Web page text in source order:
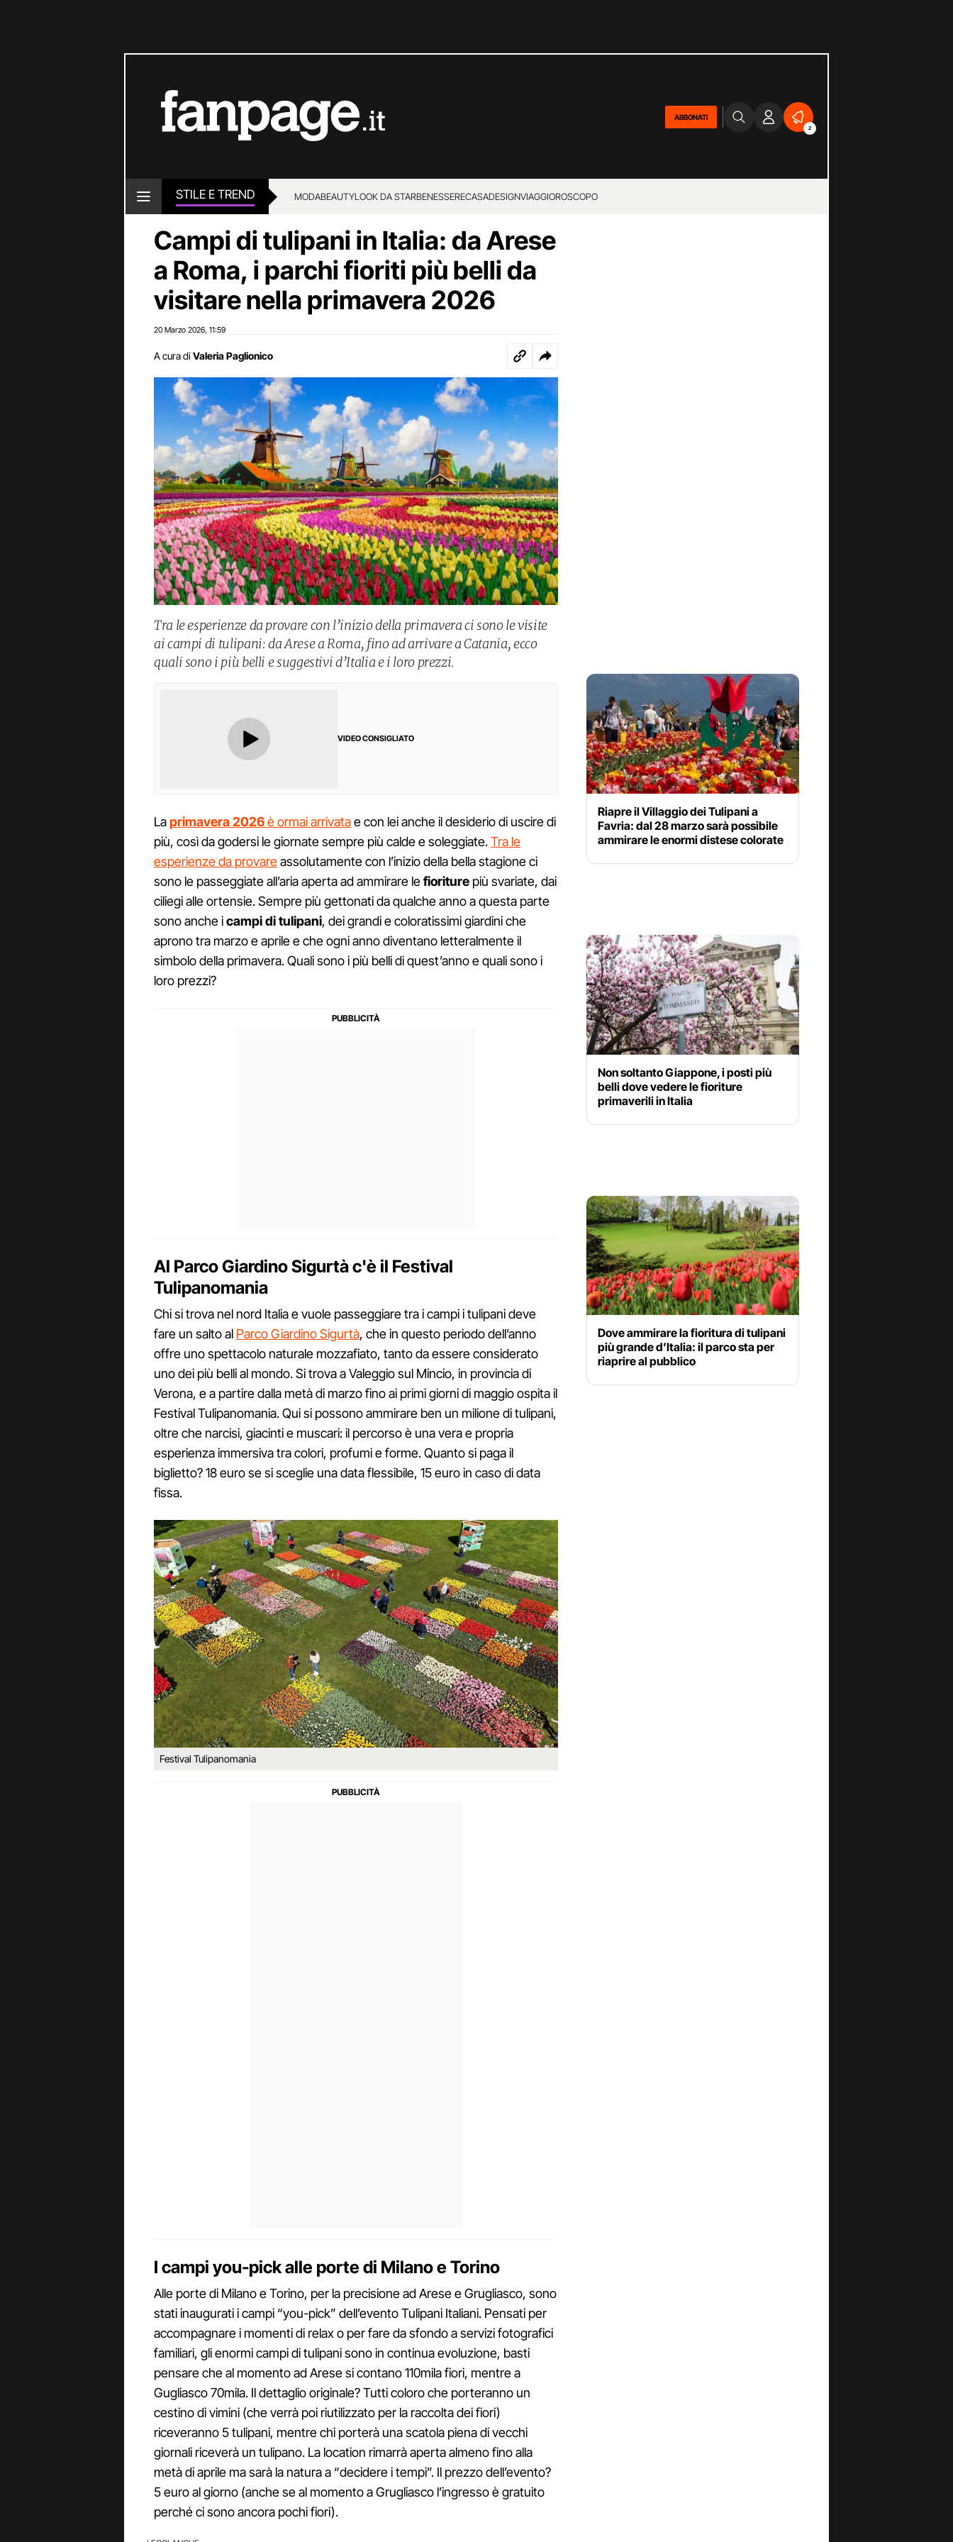
ABBONATI
2
STILE E TREND MODABEAUTYLOOK DA STARBENESSERECASADESIGNVIAGGIOROSCOPO
Campi di tulipani in Italia: da Arese
a Roma, i parchi fioriti più belli da
visitare nella primavera 2026
20 Marzo 2026 11:59
A cura di Valeria Paglionico
Tra le esperienze da provare con l’inizio della primavera ci sono le visite
ai campi di tulipani: da Arese a Roma, fino ad arrivare a Catania, ecco
quali sono i più belli e suggestivi d’Italia e i loro prezzi.
VIDEO CONSIGLIATO
Laprimavera 2026è ormai arrivatae con lei anche il desiderio di uscire di
più, così da godersi le giornate sempre più calde e soleggiate.Tra le
esperienze da provareassolutamente con l’inizio della bella stagione ci
sono le passeggiate all’aria aperta ad ammirare lefioriture più svariate, dai
ciliegi alle ortensie. Sempre più gettonati da qualche anno a questa parte
sono anche icampi di tulipani, dei grandi e coloratissimi giardini che
aprono tra marzo e aprile e che ogni anno diventano letteralmente il
simbolo della primavera. Quali sono i più belli di quest’anno e quali sono i
loro prezzi?
Al Parco Giardino Sigurtà c'è il Festival
Tulipanomania
Chi si trova nel nord Italia e vuole passeggiare tra i campi i tulipani deve
fare un salto al Parco Giardino Sigurtà, che in questo periodo dell’anno
offre uno spettacolo naturale mozzafiato, tanto da essere considerato
uno dei più belli al mondo. Si trova a Valeggio sul Mincio, in provincia di
Verona, e a partire dalla metà di marzo fino ai primi giorni di maggio ospita il
Festival Tulipanomania. Qui si possono ammirare ben un milione di tulipani,
oltre che narcisi, giacinti e muscari: il percorso è una vera e propria
esperienza immersiva tra colori, profumi e forme. Quanto si paga il
biglietto? 18 euro se si sceglie una data flessibile, 15 euro in caso di data
fissa.
Festival Tulipanomania
I campi you-pick alle porte di Milano e Torino
Alle porte di Milano e Torino, per la precisione ad Arese e Grugliasco, sono
stati inaugurati i campi “you-pick” dell’evento Tulipani Italiani. Pensati per
accompagnare i momenti di relax o per fare da sfondo a servizi fotografici
familiari, gli enormi campi di tulipani sono in continua evoluzione, basti
pensare che al momento ad Arese si contano 110mila fiori, mentre a
Gugliasco 70mila. Il dettaglio originale? Tutti coloro che porteranno un
cestino di vimini (che verrà poi riutilizzato per la raccolta dei fiori)
riceveranno 5 tulipani, mentre chi porterà una scatola piena di vecchi
giornali riceverà un tulipano. La location rimarrà aperta almeno fino alla
metà di aprile ma sarà la natura a “decidere i tempi”. Il prezzo dell’evento?
5 euro al giorno (anche se al momento a Grugliasco l’ingresso è gratuito
perché ci sono ancora pochi fiori).
Riapre il Villaggio dei Tulipani a
Favria: dal 28 marzo sarà possibile
ammirare le enormi distese colorate
Non soltanto Giappone, i posti più
belli dove vedere le fioriture
primaverili in Italia
Dove ammirare la fioritura di tulipani
più grande d’Italia: il parco sta per
riaprire al pubblico